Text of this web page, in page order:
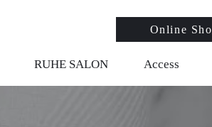
Online
RUHE SALON Access